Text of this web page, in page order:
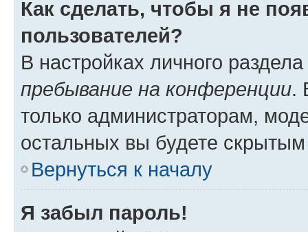
Как сделать, чтобы я не
пользователей?
В настройках личного
пребывание на конференции.
только администраторам,
остальных вы будете
Вернуться к началу
Я забыл пароль!